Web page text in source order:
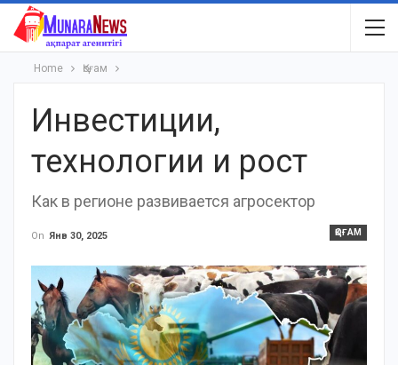
Home Қоғам
Инвестиции,
технологии и рост
Как в регионе развивается агросектор
ҚОҒАМ
On Янв 30, 2025